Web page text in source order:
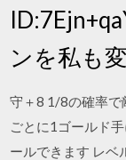
ンを私も
守＋8 1/8の確率で
ごとに1ゴールド
ールできます レベ